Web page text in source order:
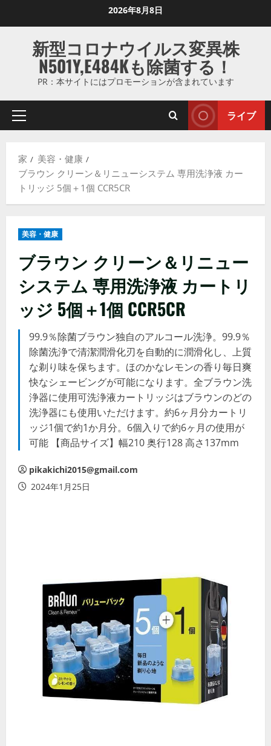
ス
ッ
2026年8月8日
新型コロナウイルス変異株
N501Y,E484Kも除菌する！
PR：本サイトにはプロモーションが含まれています
プ
マ
リ
メ
ー
ライブ
家
美容・健康
ブラウン クリーン＆リニューシステム 専用洗浄液 カー
トリッジ 5個＋1個 CCR5CR
美容・健康
ブラウン クリーン＆リニュー
システム 専用洗浄液 カートリ
ッジ 5個＋1個 CCR5CR
99.9％除菌ブラウン独自のアルコール洗浄。99.9％
除菌洗浄で清潔潤滑化刃を自動的に潤滑化し、上質
な剃り味を保ちます。ほのかなレモンの香り毎日爽
快なシェービングが可能になります。全ブラウン洗
浄器に使用可洗浄液カートリッジはブラウンのどの
洗浄器にも使用いただけます。約6ヶ月分カートリ
ッジ1個で約1か月分。6個入りで約6ヶ月の使用が
可能 【商品サイズ】幅210 奥行128 高さ137mm
pikakichi2015@gmail.com
2024年1月25日